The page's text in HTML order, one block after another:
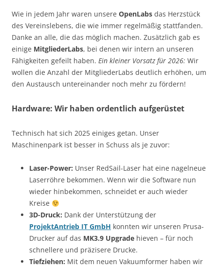
Wie in jedem Jahr waren unsere OpenLabs das Herzstück
des Vereinslebens, die wie immer regelmäßig stattfanden.
Danke an alle, die das möglich machen. Zusätzlich gab es
einige MitgliederLabs, bei denen wir intern an unseren
Fähigkeiten gefeilt haben. Ein kleiner Vorsatz für 2026: Wir
wollen die Anzahl der MitgliederLabs deutlich erhöhen, um
den Austausch untereinander noch mehr zu fördern!
Hardware: Wir haben ordentlich aufgerüstet
Technisch hat sich 2025 einiges getan. Unser
Maschinenpark ist besser in Schuss als je zuvor:
Laser-Power: Unser RedSail-Laser hat eine nagelneue
Laserröhre bekommen. Wenn wir die Software nun
wieder hinbekommen, schneidet er auch wieder
Kreise
3D-Druck: Dank der Unterstützung der
ProjektAntrieb IT GmbH konnten wir unseren Prusa-
Drucker auf das MK3.9 Upgrade hieven – für noch
schnellere und präzisere Drucke.
Tiefziehen: Mit dem neuen Vakuumformer haben wir